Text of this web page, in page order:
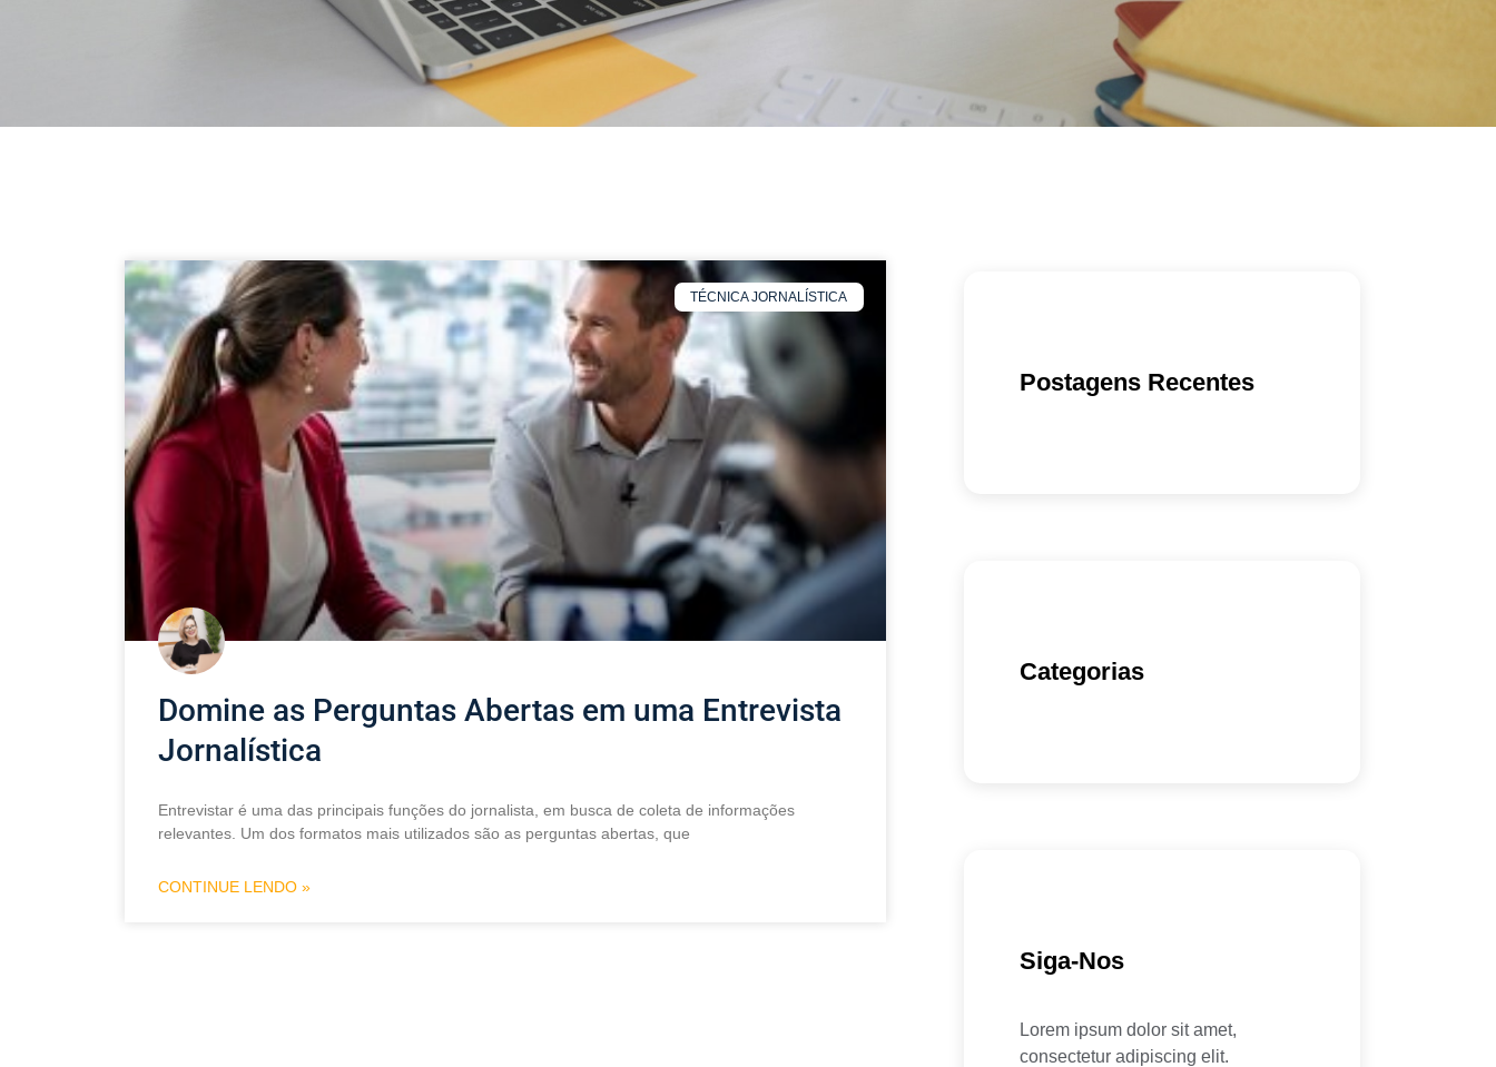
TÉCNICA JORNALÍSTICA
Domine as Perguntas Abertas em uma Entrevista
Jornalística
Entrevistar é uma das principais funções do jornalista, em busca de coleta de informações
relevantes. Um dos formatos mais utilizados são as perguntas abertas, que
CONTINUE LENDO »
Postagens Recentes
Categorias
Siga-Nos
Lorem ipsum dolor sit amet,
consectetur adipiscing elit.